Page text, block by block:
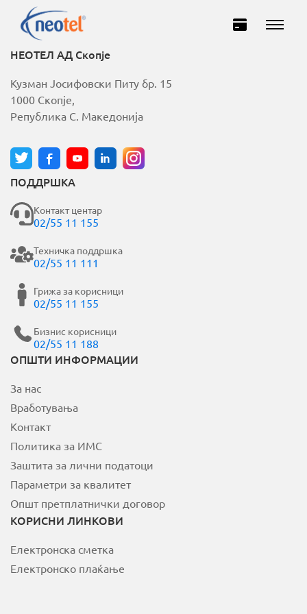
Домашни
ИНТЕРНЕТ
ТЕЛЕВИЗИЈА
ТЕЛЕФОНИЈА
MOJ НЕОТЕЛ
Плати сметка
За Неотел
НЕОТЕЛ АД Скопје
Кузман Јосифовски Питу бр. 15
1000 Скопје,
Република С. Македонија
ПОДДРШКА
Контакт центар
02/55 11 155
Техничка поддршка
02/55 11 111
Грижа за корисници
02/55 11 155
Бизнис корисници
02/55 11 188
ОПШТИ ИНФОРМАЦИИ
За нас
Вработувања
Контакт
Политика за ИМС
Заштита за лични податоци
Параметри за квалитет
Општ претплатнички договор
КОРИСНИ ЛИНКОВИ
Електронска сметка
Електронско плаќање